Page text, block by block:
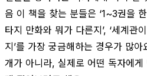
음 이 책을 찾는 분들은 ‘1~3권을
타지 만화와 뭐가 다른지’, ‘세계관
지’를 가장 궁금해하는 경우가 많
개가 아니라, 실제로 어떤 독자에